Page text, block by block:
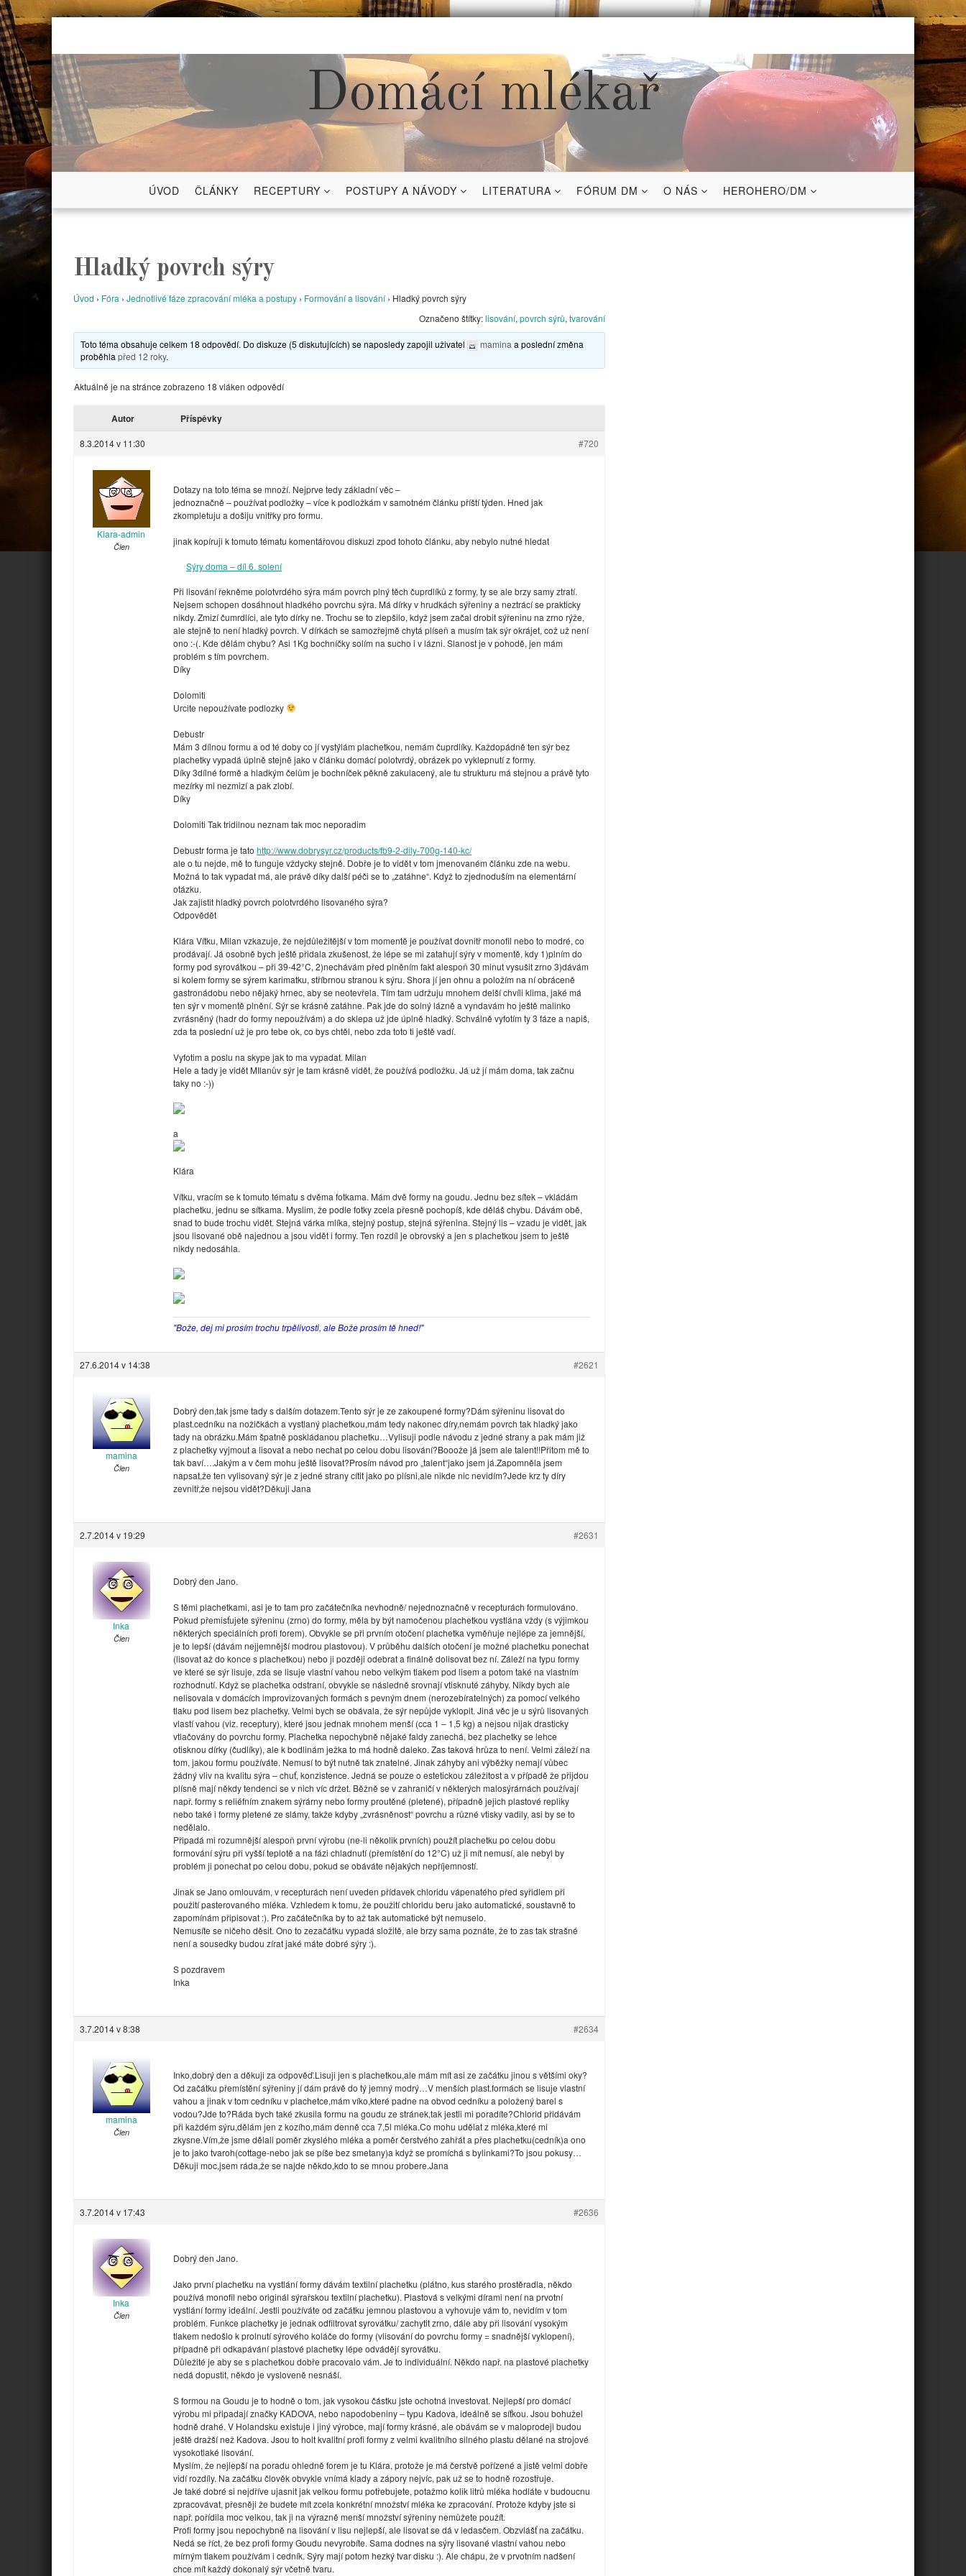
Skip
content
Domácí mlékař
ÚVOD ČLÁNKY RECEPTURY POSTUPY A NÁVODY LITERATURA FÓRUM DM O NÁS HEROHERO/DM
Hladký povrch sýry
Úvod › Fóra › Jednotlivé fáze zpracování mléka a postupy › Formování a lisování › Hladký povrch sýry
Označeno štítky:lisování, povrch sýrů, tvarování
Toto téma obsahuje celkem 18 odpovědí. Do diskuze (5 diskutujících) se naposledy zapojil uživatel mamina a poslední změna
proběhlapřed 12 roky.
Aktuálně je na stránce zobrazeno 18 vláken odpovědí
Autor Příspěvky
8.3.2014 v 11:30 #720
Klara-admin
Člen
Dotazy na toto téma se množí. Nejprve tedy základní věc –
jednoznačně – používat podložky – více k podložkám v samotném článku příští týden. Hned jak
zkompletuju a došiju vnitřky pro formu.
jinak kopíruji k tomuto tématu komentářovou diskuzi zpod tohoto článku, aby nebylo nutné hledat
Sýry doma – díl 6. solení
Při lisování řekněme polotvrdého sýra mám povrch plný těch čuprdlíků z formy, ty se ale brzy samy ztratí.
Nejsem schopen dosáhnout hladkého povrchu sýra. Má dírky v hrudkách sýřeniny a neztrácí se prakticky
nikdy. Zmizí čumrdlíci, ale tyto dírky ne. Trochu se to zlepšilo, když jsem začal drobit sýřeninu na zrno rýže,
ale stejně to není hladký povrch. V dírkách se samozřejmě chytá plíseň a musím tak sýr okrájet, což už není
ono :-(. Kde dělám chybu? Asi 1Kg bochníčky solím na sucho i v lázni. Slanost je v pohodě, jen mám
problém s tím povrchem.
Díky
Dolomiti
Urcite nepoužívate podlozky
Debustr
Mám 3 dílnou formu a od té doby co jí vystýlám plachetkou, nemám čuprdlíky. Každopádně ten sýr bez
plachetky vypadá úplně stejně jako v článku domácí polotvrdý, obrázek po vyklepnutí z formy.
Díky 3dílné formě a hladkým čelům je bochníček pěkně zakulacený, ale tu strukturu má stejnou a právě tyto
mezírky mi nezmizí a pak zlobí.
Díky
Dolomiti Tak tridilnou neznam tak moc neporadim
Debustr forma je tato http://www.dobrysyr.cz/products/fb9-2-dily-700g-140-kc/
ale o tu nejde, mě to funguje vždycky stejně. Dobře je to vidět v tom jmenovaném článku zde na webu.
Možná to tak vypadat má, ale právě díky další péči se to „zatáhne“. Když to zjednoduším na elementární
otázku.
Jak zajistit hladký povrch polotvrdého lisovaného sýra?
Odpovědět
Klára Vítku, Milan vzkazuje, že nejdůležitější v tom momentě je používat dovnitř monofil nebo to modré, co
prodávají. Já osobně bych ještě přidala zkušenost, že lépe se mi zatahují sýry v momentě, kdy 1)plním do
formy pod syrovátkou – při 39-42°C, 2)nechávám před plněním fakt alespoň 30 minut vysušit zrno 3)dávám
si kolem formy se sýrem karimatku, stříbrnou stranou k sýru. Shora jí jen ohnu a položím na ní obráceně
gastronádobu nebo nějaký hrnec, aby se neotevřela. Tím tam udržuju mnohem delší chvíli klima, jaké má
ten sýr v momentě plnění. Sýr se krásně zatáhne. Pak jde do solný lázně a vyndavám ho ještě malinko
zvrásněný (hadr do formy nepoužívám) a do sklepa už jde úplně hladký. Schválně vyfotím ty 3 fáze a napiš,
zda ta poslední už je pro tebe ok, co bys chtěl, nebo zda toto ti ještě vadí.
Vyfotim a poslu na skype jak to ma vypadat. Milan
Hele a tady je vidět MIlanův sýr je tam krásně vidět, že používá podložku. Já už jí mám doma, tak začnu
taky no :-))
a
Klára
Vítku, vracím se k tomuto tématu s dvěma fotkama. Mám dvě formy na goudu. Jednu bez sítek – vkládám
plachetku, jednu se sítkama. Myslim, že podle fotky zcela přesně pochopíš, kde děláš chybu. Dávám obě,
snad to bude trochu vidět. Stejná várka mlíka, stejný postup, stejná sýřenina. Stejný lis – vzadu je vidět, jak
jsou lisované obě najednou a jsou vidět i formy. Ten rozdíl je obrovský a jen s plachetkou jsem to ještě
nikdy nedosáhla.
"Bože, dej mi prosím trochu trpělivosti, ale Bože prosím tě hned!"
27.6.2014 v 14:38 #2621
mamina
Člen
Dobrý den,tak jsme tady s dalším dotazem.Tento sýr je ze zakoupené formy?Dám sýřeninu lisovat do
plast.cedníku na nožičkách a vystlaný plachetkou,mám tedy nakonec díry,nemám povrch tak hladký jako
tady na obrázku.Mám špatně poskládanou plachetku…Vylisuji podle návodu z jedné strany a pak mám již
z plachetky vyjmout a lisovat a nebo nechat po celou dobu lisování?Booože já jsem ale talent!!Přitom mě to
tak baví….Jakým a v čem mohu ještě lisovat?Prosím návod pro „talent“jako jsem já.Zapomněla jsem
napsat,že ten vylisovaný sýr je z jedné strany cítit jako po plísni,ale nikde nic nevidím?Jede krz ty díry
zevnitř,že nejsou vidět?Děkuji Jana
2.7.2014 v 19:29 #2631
Inka
Člen
Dobrý den Jano.
S těmi plachetkami, asi je to tam pro začátečníka nevhodně/ nejednoznačně v recepturách formulováno.
Pokud přemisťujete sýřeninu (zrno) do formy, měla by být namočenou plachetkou vystlána vždy (s výjimkou
některých speciálních profi forem). Obvykle se při prvním otočení plachetka vyměňuje nejlépe za jemnější,
je to lepší (dávám nejjemnější modrou plastovou). V průběhu dalších otočení je možné plachetku ponechat
(lisovat až do konce s plachetkou) nebo ji později odebrat a finálně dolisovat bez ní. Záleží na typu formy
ve které se sýr lisuje, zda se lisuje vlastní vahou nebo velkým tlakem pod lisem a potom také na vlastním
rozhodnutí. Když se plachetka odstraní, obvykle se následně srovnají vtisknuté záhyby. Nikdy bych ale
nelisovala v domácích improvizovaných formách s pevným dnem (nerozebíratelných) za pomocí velkého
tlaku pod lisem bez plachetky. Velmi bych se obávala, že sýr nepůjde vyklopit. Jiná věc je u sýrů lisovaných
vlastí vahou (viz. receptury), které jsou jednak mnohem menší (cca 1 – 1,5 kg) a nejsou nijak drasticky
vtlačovány do povrchu formy. Plachetka nepochybně nějaké faldy zanechá, bez plachetky se lehce
otisknou dírky (čudlíky), ale k bodlinám ježka to má hodně daleko. Zas taková hrůza to není. Velmi záleží na
tom, jakou formu používáte. Nemusí to být nutně tak znatelné. Jinak záhyby ani výběžky nemají vůbec
žádný vliv na kvalitu sýra – chuť, konzistence. Jedná se pouze o estetickou záležitost a v případě že přijdou
plísně mají někdy tendenci se v nich víc držet. Běžně se v zahraničí v některých malosýrárnách používají
např. formy s reliéfním znakem sýrárny nebo formy proutěné (pletené), případně jejich plastové repliky
nebo také i formy pletené ze slámy, takže kdyby „zvrásněnost“ povrchu a různé vtisky vadily, asi by se to
nedělalo.
Připadá mi rozumnější alespoň první výrobu (ne-li několik prvních) použít plachetku po celou dobu
formování sýru při vyšší teplotě a na fázi chladnutí (přemístění do 12°C) už ji mít nemusí, ale nebyl by
problém ji ponechat po celou dobu, pokud se obáváte nějakých nepříjemností.
Jinak se Jano omlouvám, v recepturách není uveden přídavek chloridu vápenatého před syřidlem při
použití pasterovaného mléka. Vzhledem k tomu, že použití chloridu beru jako automatické, soustavně to
zapomínám připisovat :). Pro začátečníka by to až tak automatické být nemuselo.
Nemusíte se ničeho děsit. Ono to zezačátku vypadá složitě, ale brzy sama poznáte, že to zas tak strašné
není a sousedky budou zírat jaké máte dobré sýry :).
S pozdravem
Inka
3.7.2014 v 8:38 #2634
mamina
Člen
Inko,dobrý den a děkuji za odpověď.Lisuji jen s plachetkou,ale mám mít asi ze začátku jinou s většími oky?
Od začátku přemístění sýřeniny jí dám právě do tý jemný modrý…V menších plast.formách se lisuje vlastní
vahou a jinak v tom cedníku v plachetce,mám víko,které padne na obvod cedníku a položený barel s
vodou?Jde to?Ráda bych také zkusila formu na goudu ze stránek,tak jestli mi poradíte?Chlorid přidávám
při každém sýru,dělám jen z kozího,mám denně cca 7,5l mléka.Co mohu udělat z mléka,které mi
zkysne.Vím,že jsme dělali poměr zkyslého mléka a poměr čerstvého zahřát a přes plachetku(cedník)a ono
je to jako tvaroh(cottage-nebo jak se píše bez smetany)a když se promíchá s bylinkami?To jsou pokusy…
Děkuji moc,jsem ráda,že se najde někdo,kdo to se mnou probere.Jana
3.7.2014 v 17:43 #2636
Inka
Člen
Dobrý den Jano.
Jako první plachetku na vystlání formy dávám textilní plachetku (plátno, kus starého prostěradla, někdo
používá monofil nebo originál sýrařskou textilní plachetku). Plastová s velkými dírami není na prvotní
vystlání formy ideální. Jestli používáte od začátku jemnou plastovou a vyhovuje vám to, nevidím v tom
problém. Funkce plachetky je jednak odfiltrovat syrovátku/ zachytit zrno, dále aby při lisování vysokým
tlakem nedošlo k prolnutí sýrového koláče do formy (vlisování do povrchu formy = snadnější vyklopení),
případně při odkapávání plastové plachetky lépe odvádějí syrovátku.
Důležité je aby se s plachetkou dobře pracovalo vám. Je to individuální. Někdo např. na plastové plachetky
nedá dopustit, někdo je vysloveně nesnáší.
S formou na Goudu je to hodně o tom, jak vysokou částku jste ochotná investovat. Nejlepší pro domácí
výrobu mi připadají značky KADOVA, nebo napodobeniny – typu Kadova, ideálně se síťkou. Jsou bohužel
hodně drahé. V Holandsku existuje i jiný výrobce, mají formy krásné, ale obávám se v maloprodeji budou
ještě dražší než Kadova. Jsou to holt kvalitní profi formy z velmi kvalitního silného plastu dělané na strojové
vysokotlaké lisování.
Myslím, že nejlepší na poradu ohledně forem je tu Klára, protože je má čerstvě pořízené a jistě velmi dobře
vidí rozdíly. Na začátku člověk obvykle vnímá klady a zápory nejvíc, pak už se to hodně rozostřuje.
Je také dobré si nejdříve ujasnit jak velkou formu potřebujete, potažmo kolik litrů mléka hodláte v budoucnu
zpracovávat, přesněji že budete mít zcela konkrétní množství mléka ke zpracování. Protože kdyby jste si
např. pořídila moc velkou, tak ji na výrazně menší množství sýřeniny nemůžete použít.
Profi formy jsou nepochybně na lisování v lisu nejlepší, ale lisovat se dá v ledasčem. Obzvlášť na začátku.
Nedá se říct, že bez profi formy Goudu nevyrobíte. Sama dodnes na sýry lisované vlastní vahou nebo
mírným tlakem používám i cedník. Sýry mají potom hezký tvar disku :). Ale chápu, že v prvotním nadšení
chce mít každý dokonalý sýr včetně tvaru.